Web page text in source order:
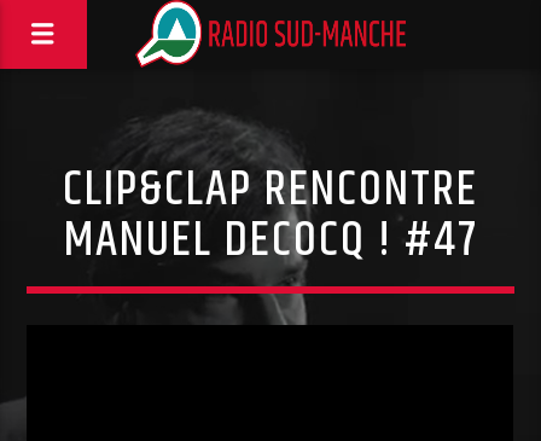
CLIP&CLAP RENCONTRE
MANUEL DECOCQ ! #47